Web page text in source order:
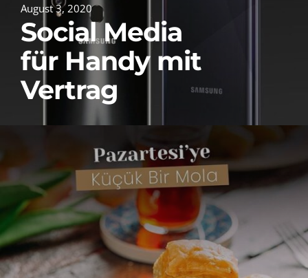
August 3, 2020
Social Media
für Handy mit
Vertrag